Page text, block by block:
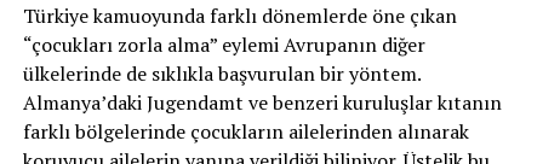
Türkiye kamuoyunda farklı dönemlerde öne çıkan
“çocukları zorla alma” eylemi Avrupanın diğer
ülkelerinde de sıklıkla başvurulan bir yöntem.
Almanya’daki Jugendamt ve benzeri kuruluşlar kıtanın
farklı bölgelerinde çocukların ailelerinden alınarak